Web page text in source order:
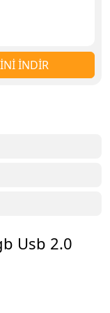
İNDİR
Usb 2.0